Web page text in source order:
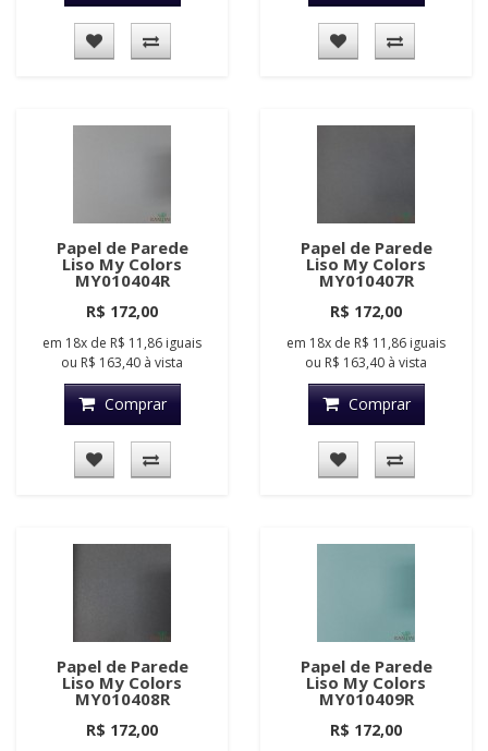
Papel de Parede
Liso My Colors
MY010404R
R$ 172,00
em 18x de R$ 11,86 iguais
ou R$ 163,40 à vista
Comprar
Papel de Parede
Liso My Colors
MY010407R
R$ 172,00
em 18x de R$ 11,86 iguais
ou R$ 163,40 à vista
Comprar
Papel de Parede
Liso My Colors
MY010408R
R$ 172,00
Papel de Parede
Liso My Colors
MY010409R
R$ 172,00